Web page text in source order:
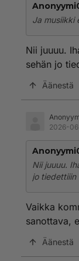
Ja musiikki
Nii juuuu.
sehän jo
Äänestä
2026-
Nii juuuu.
jo tiedettiiin
Vaikka
sanottava,
Äänestä